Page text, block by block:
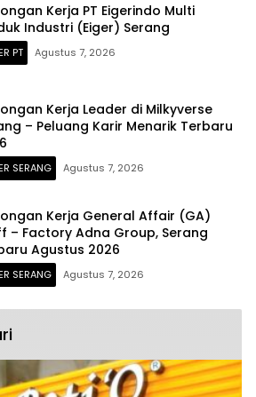
Kerja PT Eigerindo Multi
Industri (Eiger) Serang
PT Agustus 7, 2026
Kerja Leader di Milkyverse
– Peluang Karir Menarik Terbaru
SERANG Agustus 7, 2026
Kerja General Affair (GA)
– Factory Adna Group, Serang
Agustus 2026
SERANG Agustus 7, 2026